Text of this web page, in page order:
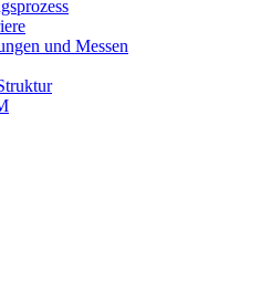
und Messen